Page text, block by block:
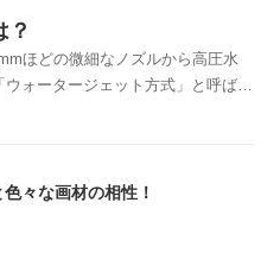
？
ほどの微細なノズルから高圧水
ォータージェット方式」と呼ばれ
に仕上げられ、滑らかでやわらか
々な画材の相性！